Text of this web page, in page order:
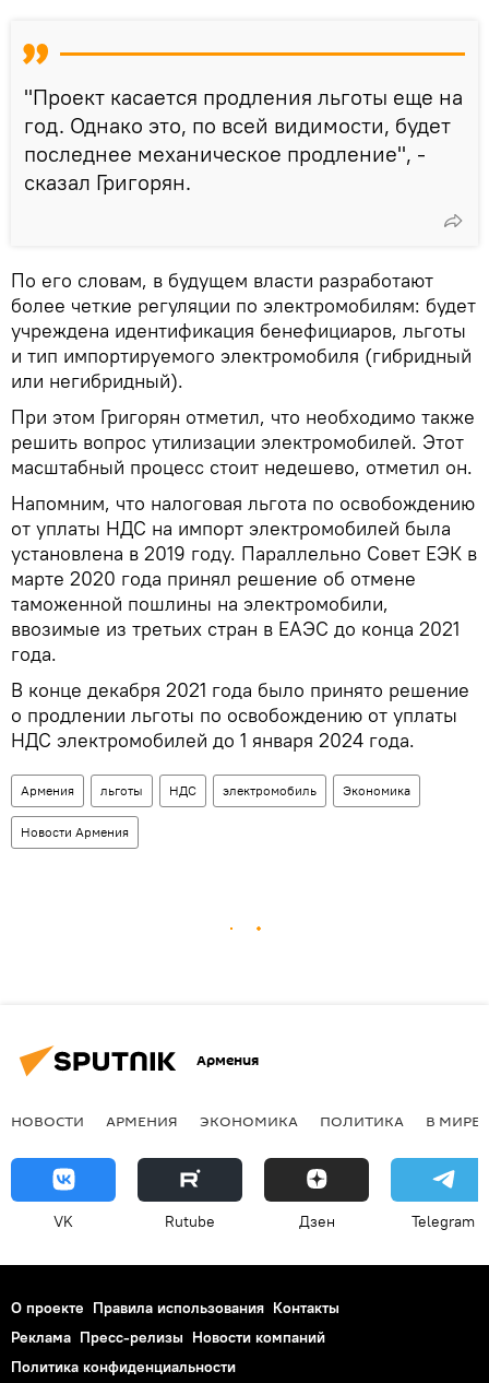
"Проект касается продления льготы еще на
год. Однако это, по всей видимости, будет
последнее механическое продление", -
сказал Григорян.
По его словам, в будущем власти разработают
более четкие регуляции по электромобилям: будет
учреждена идентификация бенефициаров, льготы
и тип импортируемого электромобиля (гибридный
или негибридный).
При этом Григорян отметил, что необходимо также
решить вопрос утилизации электромобилей. Этот
масштабный процесс стоит недешево, отметил он.
Напомним, что налоговая льгота по освобождению
от уплаты НДС на импорт электромобилей была
установлена в 2019 году. Параллельно Совет ЕЭК в
марте 2020 года принял решение об отмене
таможенной пошлины на электромобили,
ввозимые из третьих стран в ЕАЭС до конца 2021
года.
В конце декабря 2021 года было принято решение
о продлении льготы по освобождению от уплаты
НДС электромобилей до 1 января 2024 года.
Армения льготы НДС электромобиль Экономика
Новости Армения
Армения
НОВОСТИ АРМЕНИЯ ЭКОНОМИКА ПОЛИТИКА В МИРЕ
VK Rutube Дзен Telegram
О проекте Правила использования Контакты
Реклама Пресс-релизы Новости компаний
Политика конфиденциальности